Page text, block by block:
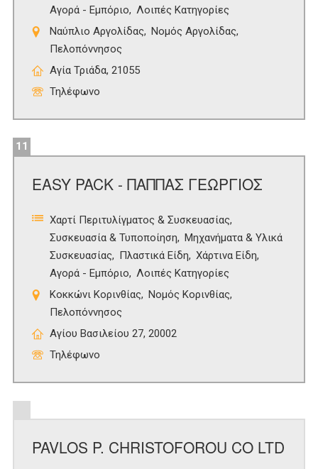
Αγορά - Εμπόριο
Λοιπές Κατηγορίες
Ναύπλιο Αργολίδας
Νομός Αργολίδας
Πελοπόννησος
Αγία Τριάδα, 21055
Τηλέφωνο
11
EASY PACK - ΠΑΠΠΑΣ ΓΕΩΡΓΙΟΣ
Χαρτί Περιτυλίγματος & Συσκευασίας
Συσκευασία & Τυποποίηση
Μηχανήματα & Υλικά
Συσκευασίας
Πλαστικά Είδη
Χάρτινα Είδη
Αγορά - Εμπόριο
Λοιπές Κατηγορίες
Κοκκώνι Κορινθίας
Νομός Κορινθίας
Πελοπόννησος
Αγίου Βασιλείου 27, 20002
Τηλέφωνο
PAVLOS P. CHRISTOFOROU CO LTD